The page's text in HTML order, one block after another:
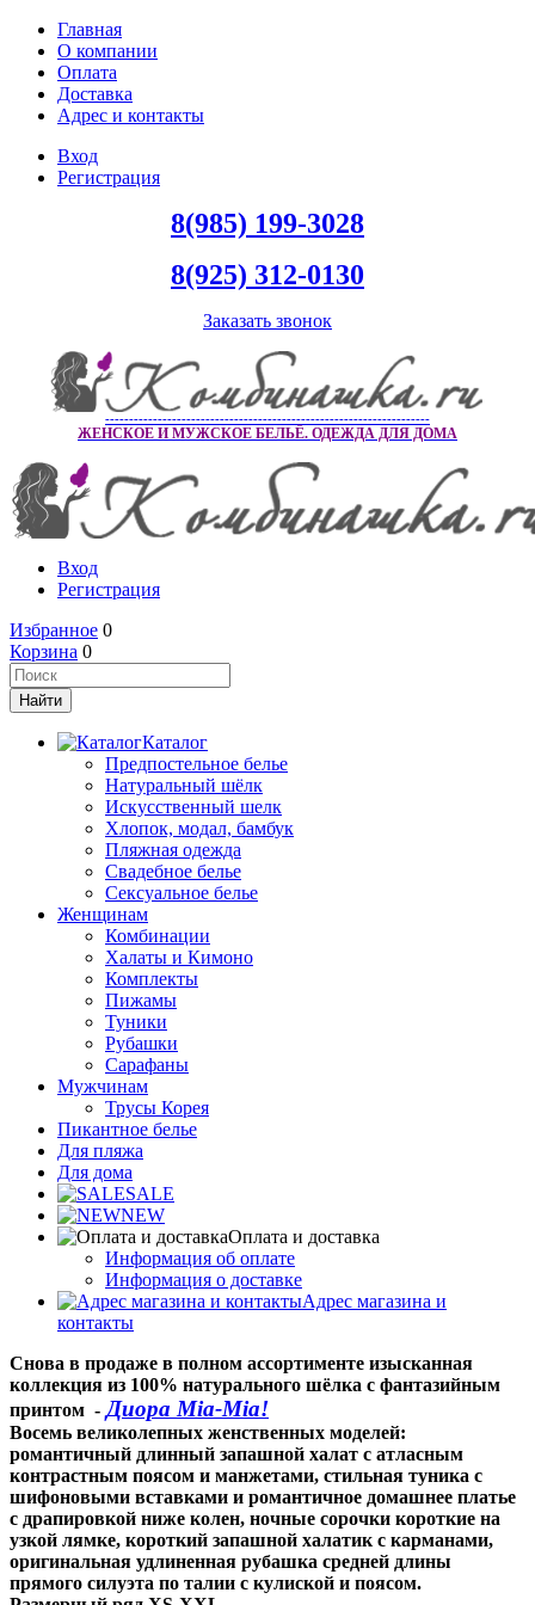
Главная
О компании
Оплата
Доставка
Адрес и контакты
Вход
Регистрация
8(985) 199-3028
8(925) 312-0130
Заказать звонок
--------------------------------------------------------------------
ЖЕНСКОЕ И МУЖСКОЕ БЕЛЬЁ. ОДЕЖДА ДЛЯ ДОМА
Вход
Регистрация
Избранное 0
Корзина 0
Каталог
Предпостельное белье
Натуральный шёлк
Искусственный шелк
Хлопок, модал, бамбук
Пляжная одежда
Свадебное белье
Сексуальное белье
Женщинам
Комбинации
Халаты и Кимоно
Комплекты
Пижамы
Туники
Рубашки
Сарафаны
Мужчинам
Трусы Корея
Пикантное белье
Для пляжа
Для дома
SALE
NEW
Оплата и доставка
Информация об оплате
Информация о доставке
Адрес магазина и
контакты
Снова в продаже в полном ассортименте изысканная
коллекция из 100% натурального шёлка с фантазийным
принтом - Диора Mia-Mia!
Восемь великолепных женственных моделей:
романтичный длинный запашной халат с атласным
контрастным поясом и манжетами, стильная туника с
шифоновыми вставками и романтичное домашнее платье
с драпировкой ниже колен, ночные сорочки короткие на
узкой лямке, короткий запашной халатик с карманами,
оригинальная удлиненная рубашка средней длины
прямого силуэта по талии с кулиской и поясом.